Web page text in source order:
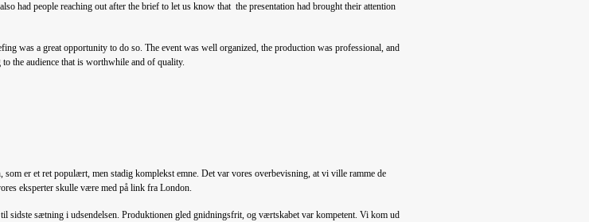
had people reaching out after the brief to let us know that the presentation had brought their attention
was a great opportunity to do so. The event was well organized, the production was professional, and
the audience that is worthwhile and of quality.
er et ret populært, men stadig komplekst emne. Det var vores overbevisning, at vi ville ramme de
eksperter skulle være med på link fra London.
sidste sætning i udsendelsen. Produktionen gled gnidningsfrit, og værtskabet var kompetent. Vi kom ud